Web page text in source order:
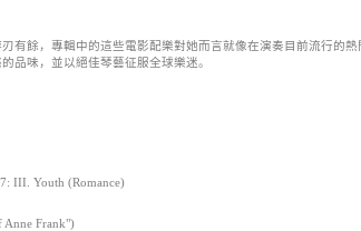
有餘，專輯中的這些電影配樂對她而言就像在演奏目前流行的
品味，並以絕佳琴藝征服全球樂迷。
III. Youth (Romance)
Frank")